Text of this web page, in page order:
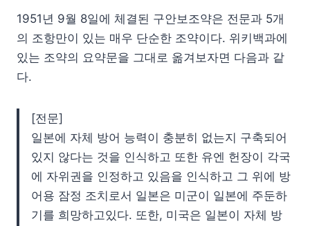
1951년 9월 8일에 체결된 구안보조약은 전문과 5개
의 조항만이 있는 매우 단순한 조약이다. 위키백과에
있는 조약의 요약문을 그대로 옮겨보자면 다음과 같
다.
[전문]
일본에 자체 방어 능력이 충분히 없는지 구축되어
있지 않다는 것을 인식하고 또한 유엔 헌장이 각국
에 자위권을 인정하고 있음을 인식하고 그 위에 방
어용 잠정 조치로서 일본은 미군이 일본에 주둔하
기를 희망하고있다. 또한, 미국은 일본이 자체 방